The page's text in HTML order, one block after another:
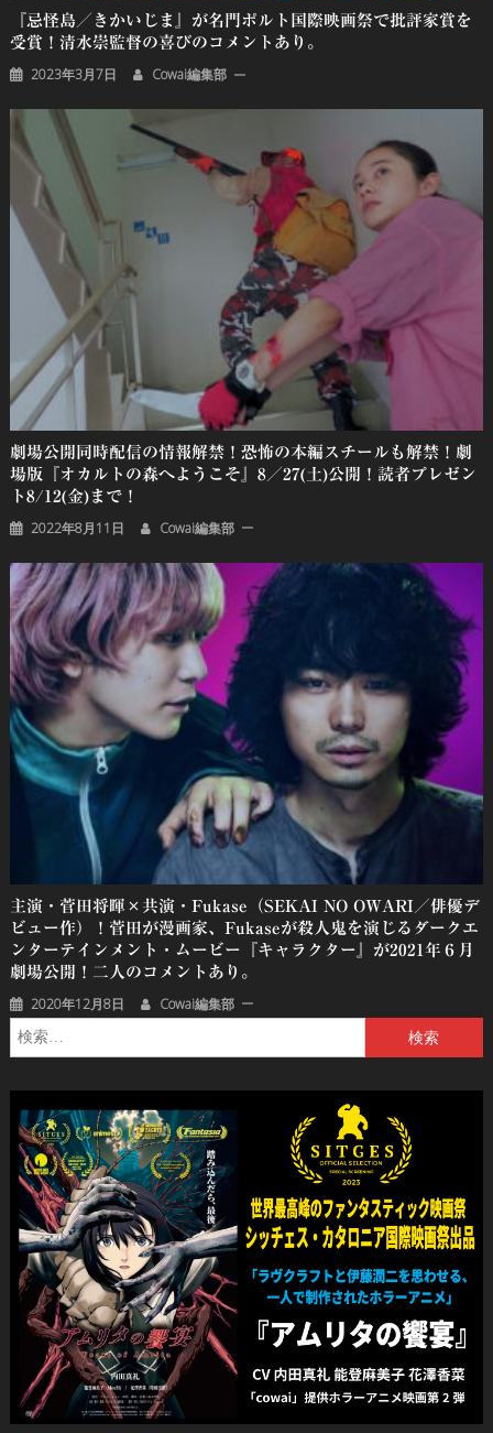
『忌怪島／きかいじま』が名門ポルト国際映画祭で批評家賞を
受賞！清水崇監督の喜びのコメントあり。
2023年3月7日 Cowai編集部
劇場公開同時配信の情報解禁！恐怖の本編スチールも解禁！劇
場版『オカルトの森へようこそ』8／27(土)公開！読者プレゼン
ト8/12(金)まで！
2022年8月11日 Cowai編集部
主演・菅田将暉×共演・Fukase（SEKAI NO OWARI／俳優デ
ビュー作）！菅田が漫画家、Fukaseが殺人鬼を演じるダークエ
ンターテインメント・ムービー『キャラクター』が2021年６月
劇場公開！二人のコメントあり。
2020年12月8日 Cowai編集部
索: